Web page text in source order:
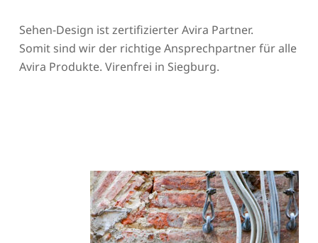
Sehen-Design ist zertifizierter Avira Partner.
Somit sind wir der richtige Ansprechpartner für alle
Avira Produkte. Virenfrei in Siegburg.